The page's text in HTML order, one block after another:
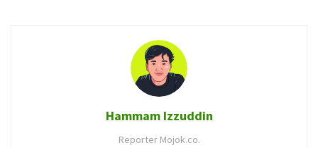
Hammam Izzuddin
Reporter Mojok.co.